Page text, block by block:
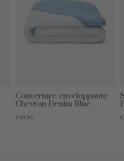
Couverture enveloppante
Chevron Denim Blue
€49,95